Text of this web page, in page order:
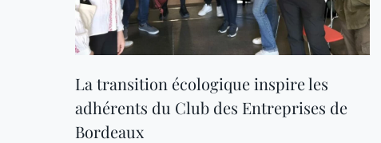
La transition écologique inspire les
adhérents du Club des Entreprises de
Bordeaux